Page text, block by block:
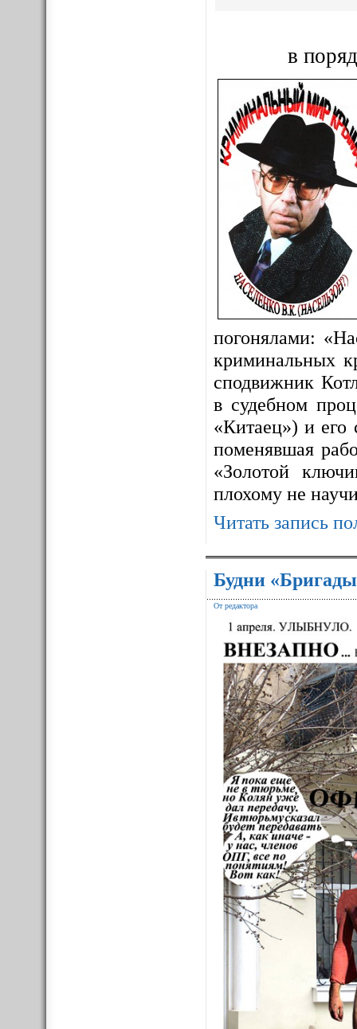
в
погонялами:
криминальных
сподвижник
в судебном
«Китаец») и
поменявшая
«Золотой
плохому не
Читать запись
Будни
От редактора